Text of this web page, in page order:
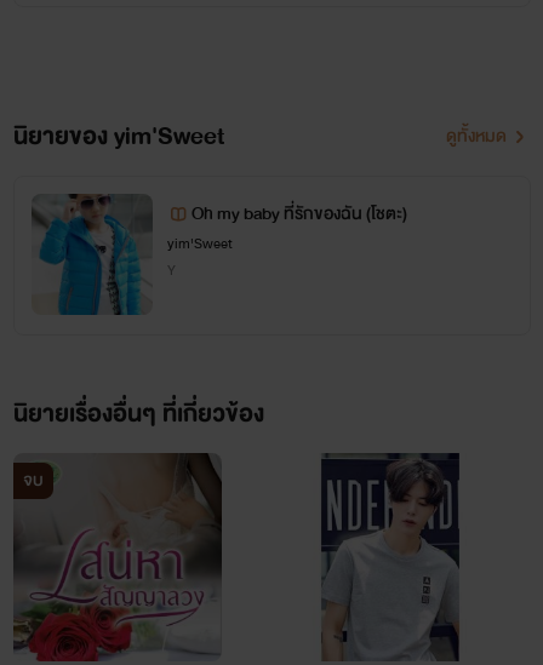
นิยายของ yim'Sweet ดูทั้งหมด
Oh my baby ที่รักของฉัน (โชตะ)
yim'Sweet
Y
นิยายเรื่องอื่นๆ ที่เกี่ยวข้อง
จบ